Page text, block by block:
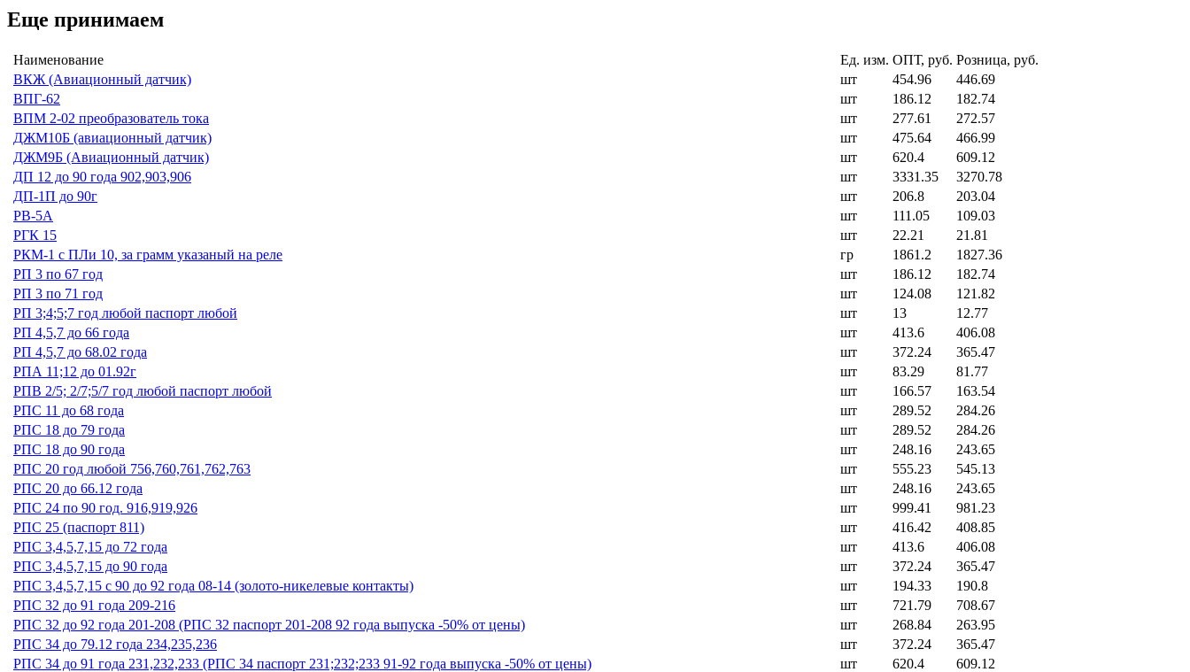
Еще принимаем
Наименование Ед. изм. ОПТ, руб. Розница, руб.
ВКЖ (Авиационный датчик)
шт 454.96
446.69
ВПГ-62
шт 186.12
182.74
ВПМ 2-02 преобразователь тока
шт 277.61
272.57
ДЖМ10Б (авиационный датчик)
шт 475.64
466.99
ДЖМ9Б (Авиационный датчик)
шт 620.4
609.12
ДП 12 до 90 года 902,903,906
шт 3331.35
3270.78
ДП-1П до 90г
шт 206.8
203.04
РВ-5А
шт 111.05
109.03
РГК 15
шт 22.21
21.81
РКМ-1 с ПЛи 10, за грамм указаный на реле
гр 1861.2
1827.36
РП 3 по 67 год
шт 186.12
182.74
РП 3 по 71 год
шт 124.08
121.82
РП 3;4;5;7 год любой паспорт любой
шт 13
12.77
РП 4,5,7 до 66 года
шт 413.6
406.08
РП 4,5,7 до 68.02 года
шт 372.24
365.47
РПА 11;12 до 01.92г
шт 83.29
81.77
РПВ 2/5; 2/7;5/7 год любой паспорт любой
шт 166.57
163.54
РПС 11 до 68 года
шт 289.52
284.26
РПС 18 до 79 года
шт 289.52
284.26
РПС 18 до 90 года
шт 248.16
243.65
РПС 20 год любой 756,760,761,762,763
шт 555.23
545.13
РПС 20 до 66.12 года
шт 248.16
243.65
РПС 24 по 90 год. 916,919,926
шт 999.41
981.23
РПС 25 (паспорт 811)
шт 416.42
408.85
РПС 3,4,5,7,15 до 72 года
шт 413.6
406.08
РПС 3,4,5,7,15 до 90 года
шт 372.24
365.47
РПС 3,4,5,7,15 с 90 до 92 года 08-14 (золото-никелевые контакты)
шт 194.33
190.8
РПС 32 до 91 года 209-216
шт 721.79
708.67
РПС 32 до 92 года 201-208 (РПС 32 паспорт 201-208 92 года выпуска -50% от цены)
шт 268.84
263.95
РПС 34 до 79.12 года 234,235,236
шт 372.24
365.47
РПС 34 до 91 года 231,232,233 (РПС 34 паспорт 231;232;233 91-92 года выпуска -50% от цены)
шт 620.4
609.12